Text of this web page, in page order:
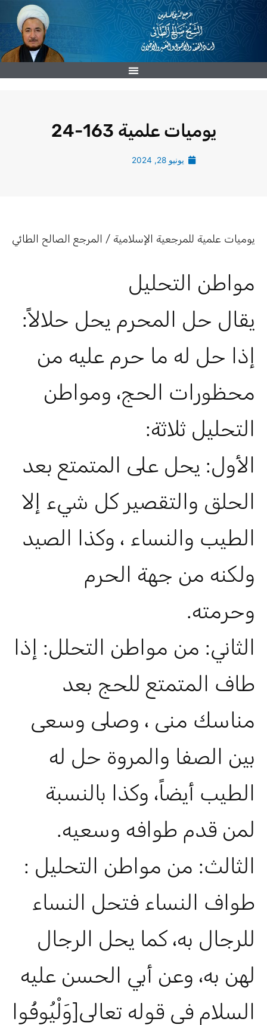
تخطي
يوميات علمية 163-24
يونيو 28, 2024
يوميات علمية للمرجعية الإسلامية / المرجع الصالح الطائي
مواطن التحليل
يقال حل المحرم يحل حلالاً:
إذا حل له ما حرم عليه من
محظورات الحج، ومواطن
التحليل ثلاثة:
الأول: يحل على المتمتع بعد
الحلق والتقصير كل شيء إلا
الطيب والنساء ، وكذا الصيد
ولكنه من جهة الحرم
وحرمته.
الثاني: من مواطن التحلل: إذا
طاف المتمتع للحج بعد
مناسك منى ، وصلى وسعى
بين الصفا والمروة حل له
الطيب أيضاً، وكذا بالنسبة
لمن قدم طوافه وسعيه.
الثالث: من مواطن التحليل :
طواف النساء فتحل النساء
للرجال به، كما يحل الرجال
لهن به، وعن أبي الحسن عليه
السلام في قوله تعالى[وَلْيُوفُوا